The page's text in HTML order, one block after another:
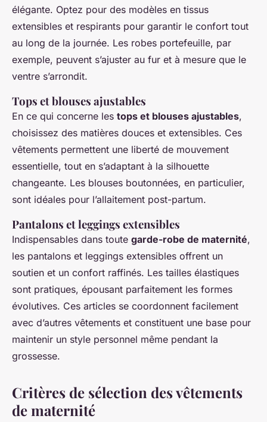
élégante. Optez pour des modèles en tissus
extensibles et respirants pour garantir le confort tout
au long de la journée. Les robes portefeuille, par
exemple, peuvent s’ajuster au fur et à mesure que le
ventre s’arrondit.
Tops et blouses ajustables
En ce qui concerne les tops et blouses ajustables,
choisissez des matières douces et extensibles. Ces
vêtements permettent une liberté de mouvement
essentielle, tout en s’adaptant à la silhouette
changeante. Les blouses boutonnées, en particulier,
sont idéales pour l’allaitement post-partum.
Pantalons et leggings extensibles
Indispensables dans toute garde-robe de maternité,
les pantalons et leggings extensibles offrent un
soutien et un confort raffinés. Les tailles élastiques
sont pratiques, épousant parfaitement les formes
évolutives. Ces articles se coordonnent facilement
avec d’autres vêtements et constituent une base pour
maintenir un style personnel même pendant la
grossesse.
Critères de sélection des vêtements
de maternité